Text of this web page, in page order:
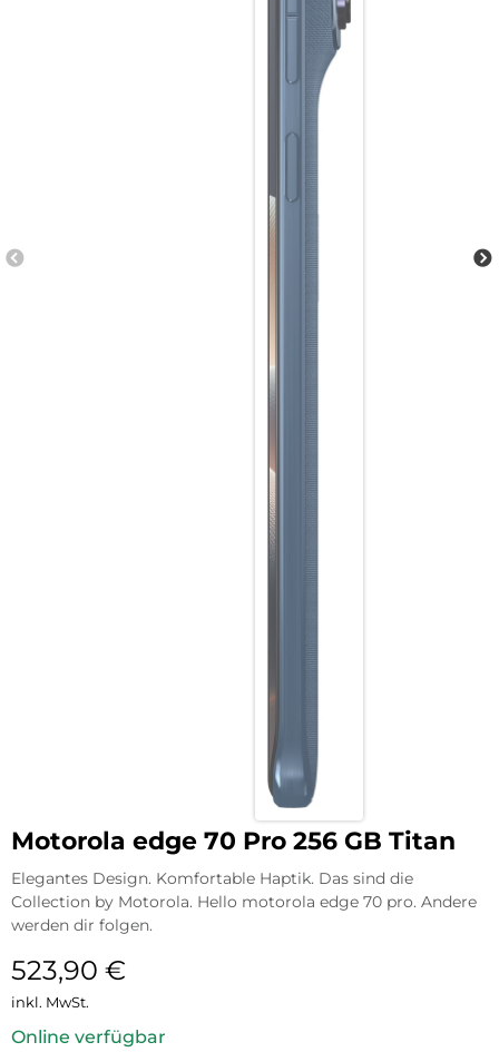
Motorola edge 70 Pro 256 GB Titan
Elegantes Design. Komfortable Haptik. Das sind die
Collection by Motorola. Hello motorola edge 70 pro. Andere
werden dir folgen.
523,90 €
inkl. MwSt.
Online verfügbar